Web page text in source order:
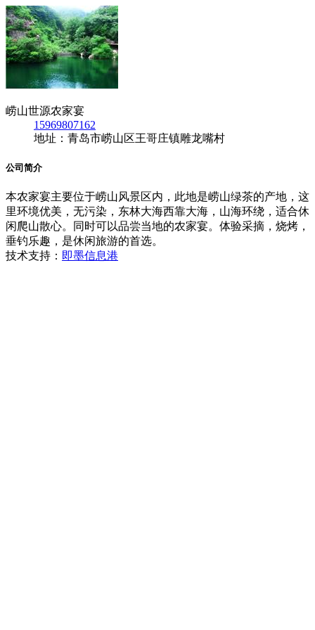
崂山世源农家宴
15969807162
地址：青岛市崂山区王哥庄镇雕龙嘴村
公司简介
本农家宴主要位于崂山风景区内，此地是崂山绿茶的产地，这
里环境优美，无污染，东林大海西靠大海，山海环绕，适合休
闲爬山散心。同时可以品尝当地的农家宴。体验采摘，烧烤，
垂钓乐趣，是休闲旅游的首选。
技术支持： 即墨信息港